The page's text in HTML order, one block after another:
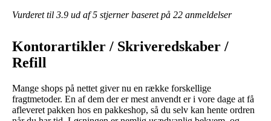
Vurderet til 3.9 ud af 5 stjerner baseret på 22 anmeldelser
Kontorartikler / Skriveredskaber /
Refill
Mange shops på nettet giver nu en række forskellige
fragtmetoder. En af dem der er mest anvendt er i vore dage at få
afleveret pakken hos en pakkeshop, så du selv kan hente ordren